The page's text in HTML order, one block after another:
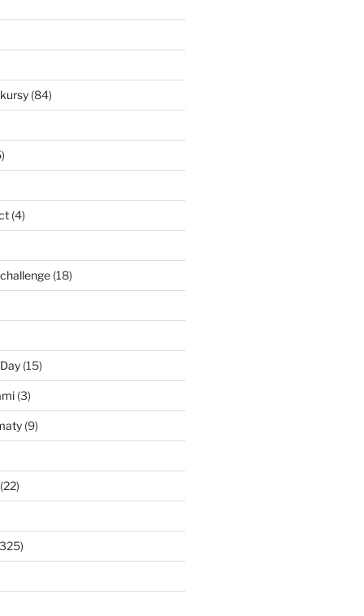
(84)
(4)
(18)
(15)
(3)
(9)